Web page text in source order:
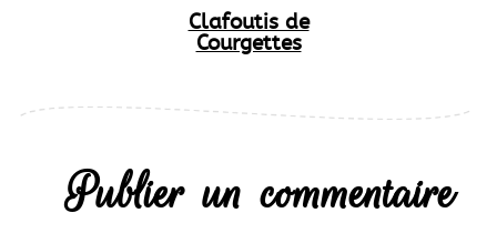
Clafoutis de
Courgettes
Publier un commentaire